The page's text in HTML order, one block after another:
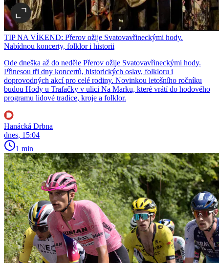
TIP NA VÍKEND: Přerov ožije Svatovavřineckými hody.
Nabídnou koncerty, folklor i historii
Ode dneška až do neděle Přerov ožije Svatovavřineckými hody.
Přinesou tři dny koncertů, historických oslav, folkloru i
doprovodných akcí pro celé rodiny. Novinkou letošního ročníku
budou Hody u Trafačky v ulici Na Marku, které vrátí do hodového
programu lidové tradice, kroje a folklor.
Hanácká Drbna
dnes, 15:04
1 min